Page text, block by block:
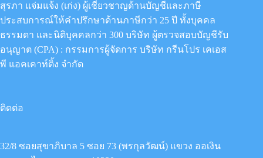
สุรภา แจ่มแจ้ง (เก่ง) ผู้เชี่ยวชาญด้านบัญชีและภาษี
ประสบการณ์ให้คำปรึกษาด้านภาษีกว่า 25 ปี ทั้งบุคคล
ธรรมดา และนิติบุคคลกว่า 300 บริษัท ผู้ตรวจสอบบัญชีรับ
อนุญาต (CPA) : กรรมการผู้จัดการ บริษัท กรีนโปร เคเอส
พี แอคเคาท์ติ้ง จำกัด
ติดต่อ
32/8 ซอยสุขาภิบาล 5 ซอย 73 (พรกุลวัฒน์) แขวง ออเงิน